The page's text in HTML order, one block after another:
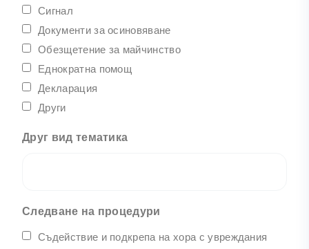
Сигнал
Документи за осиновяване
Обезщетение за майчинство
Еднократна помощ
Декларация
Други
Друг вид тематика
Следване на процедури
Съдействие и подкрепа на хора с увреждания